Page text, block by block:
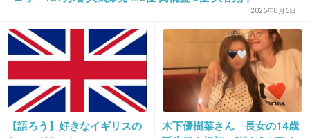
-0
＞９
シャレが効いてるｗｗｗｗ
2026年8月6日
【語ろう】好きなイギリスの
木下優樹菜さん 長女の14歳